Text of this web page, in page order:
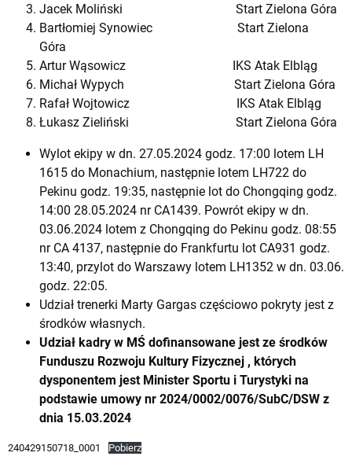
Jacek Moliński Start Zielona Góra
Bartłomiej Synowiec Start Zielona
Góra
Artur Wąsowicz IKS Atak Elbląg
Michał Wypych Start Zielona Góra
Rafał Wojtowicz IKS Atak Elbląg
Łukasz Zieliński Start Zielona Góra
Wylot ekipy w dn. 27.05.2024 godz. 17:00 lotem LH
1615 do Monachium, następnie lotem LH722 do
Pekinu godz. 19:35, następnie lot do Chongqing godz.
14:00 28.05.2024 nr CA1439. Powrót ekipy w dn.
03.06.2024 lotem z Chongqing do Pekinu godz. 08:55
nr CA 4137, następnie do Frankfurtu lot CA931 godz.
13:40, przylot do Warszawy lotem LH1352 w dn. 03.06.
godz. 22:05.
Udział trenerki Marty Gargas częściowo pokryty jest z
środków własnych.
Udział kadry w MŚ dofinansowane jest ze środków
Funduszu Rozwoju Kultury Fizycznej , których
dysponentem jest Minister Sportu i Turystyki na
podstawie umowy nr 2024/0002/0076/SubC/DSW z
dnia 15.03.2024
240429150718_0001 Pobierz